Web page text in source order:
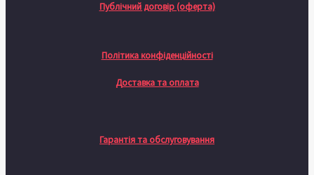
Публічний договір (оферта)
Політика конфіденційності
Доставка та оплата
Гарантія та обслуговування